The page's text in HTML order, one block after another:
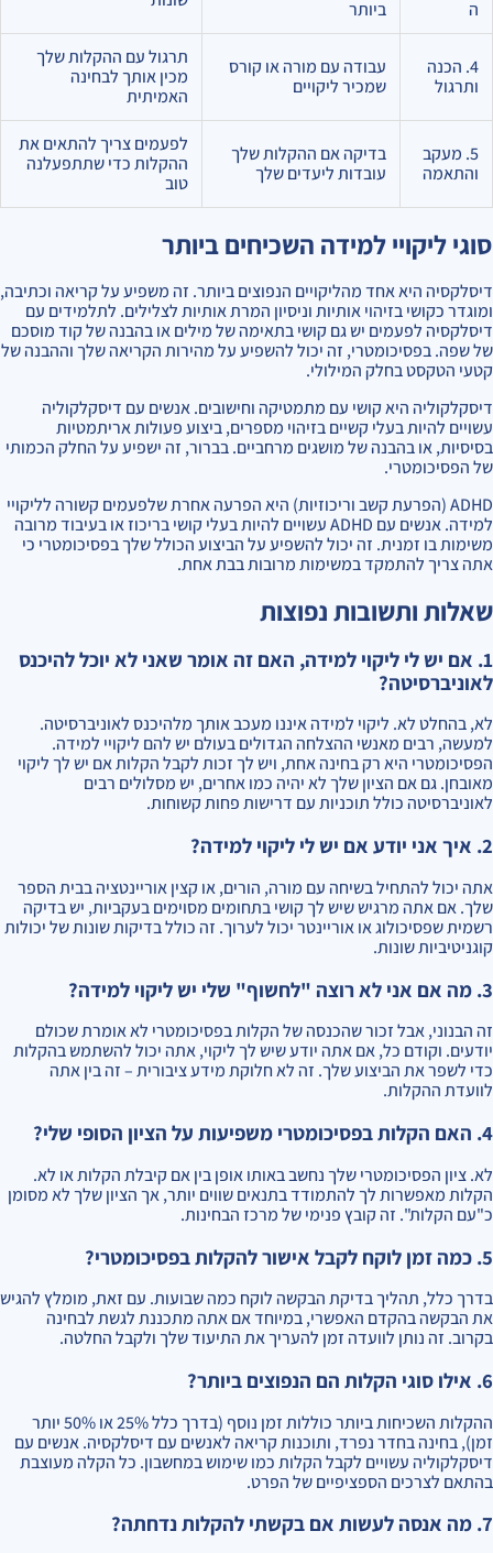
ה
ביותר
4. הכנה
ותרגול
עבודה עם מורה או קורס
שמכיר ליקויים
תרגול עם ההקלות שלך
מכין אותך לבחינה
האמיתית
5. מעקב
והתאמה
בדיקה אם ההקלות שלך
עובדות ליעדים שלך
לפעמים צריך להתאים את
ההקלות כדי שתתפעלנה
טוב
סוגי ליקויי למידה השכיחים ביותר
דיסלקסיה היא אחד מהליקויים הנפוצים ביותר. זה משפיע על קריאה וכתיבה,
ומוגדר כקושי בזיהוי אותיות וניסיון המרת אותיות לצלילים. לתלמידים עם
דיסלקסיה לפעמים יש גם קושי בתאימה של מילים או בהבנה של קוד מוסכם
של שפה. בפסיכומטרי, זה יכול להשפיע על מהירות הקריאה שלך וההבנה של
קטעי הטקסט בחלק המילולי.
דיסקלקוליה היא קושי עם מתמטיקה וחישובים. אנשים עם דיסקלקוליה
עשויים להיות בעלי קשיים בזיהוי מספרים, ביצוע פעולות אריתמטיות
בסיסיות, או בהבנה של מושגים מרחביים. בברור, זה ישפיע על החלק הכמותי
של הפסיכומטרי.
ADHD (הפרעת קשב וריכוזיות) היא הפרעה אחרת שלפעמים קשורה לליקויי
למידה. אנשים עם ADHD עשויים להיות בעלי קושי בריכוז או בעיבוד מרובה
משימות בו זמנית. זה יכול להשפיע על הביצוע הכולל שלך בפסיכומטרי כי
אתה צריך להתמקד במשימות מרובות בבת אחת.
שאלות ותשובות נפוצות
1. אם יש לי ליקוי למידה, האם זה אומר שאני לא יוכל להיכנס
לאוניברסיטה?
לא, בהחלט לא. ליקוי למידה איננו מעכב אותך מלהיכנס לאוניברסיטה.
למעשה, רבים מאנשי ההצלחה הגדולים בעולם יש להם ליקויי למידה.
הפסיכומטרי היא רק בחינה אחת, ויש לך זכות לקבל הקלות אם יש לך ליקוי
מאובחן. גם אם הציון שלך לא יהיה כמו אחרים, יש מסלולים רבים
לאוניברסיטה כולל תוכניות עם דרישות פחות קשוחות.
2. איך אני יודע אם יש לי ליקוי למידה?
אתה יכול להתחיל בשיחה עם מורה, הורים, או קצין אוריינטציה בבית הספר
שלך. אם אתה מרגיש שיש לך קושי בתחומים מסוימים בעקביות, יש בדיקה
רשמית שפסיכולוג או אוריינטר יכול לערוך. זה כולל בדיקות שונות של יכולות
קוגניטיביות שונות.
3. מה אם אני לא רוצה "לחשוף" שלי יש ליקוי למידה?
זה הבנוני, אבל זכור שהכנסה של הקלות בפסיכומטרי לא אומרת שכולם
יודעים. וקודם כל, אם אתה יודע שיש לך ליקוי, אתה יכול להשתמש בהקלות
כדי לשפר את הביצוע שלך. זה לא חלוקת מידע ציבורית – זה בין אתה
לוועדת ההקלות.
4. האם הקלות בפסיכומטרי משפיעות על הציון הסופי שלי?
לא. ציון הפסיכומטרי שלך נחשב באותו אופן בין אם קיבלת הקלות או לא.
הקלות מאפשרות לך להתמודד בתנאים שווים יותר, אך הציון שלך לא מסומן
כ"עם הקלות". זה קובץ פנימי של מרכז הבחינות.
5. כמה זמן לוקח לקבל אישור להקלות בפסיכומטרי?
בדרך כלל, תהליך בדיקת הבקשה לוקח כמה שבועות. עם זאת, מומלץ להגיש
את הבקשה בהקדם האפשרי, במיוחד אם אתה מתכננת לגשת לבחינה
בקרוב. זה נותן לוועדה זמן להעריך את התיעוד שלך ולקבל החלטה.
6. אילו סוגי הקלות הם הנפוצים ביותר?
ההקלות השכיחות ביותר כוללות זמן נוסף (בדרך כלל 25% או 50% יותר
זמן), בחינה בחדר נפרד, ותוכנות קריאה לאנשים עם דיסלקסיה. אנשים עם
דיסקלקוליה עשויים לקבל הקלות כמו שימוש במחשבון. כל הקלה מעוצבת
בהתאם לצרכים הספציפיים של הפרט.
7. מה אנסה לעשות אם בקשתי להקלות נדחתה?